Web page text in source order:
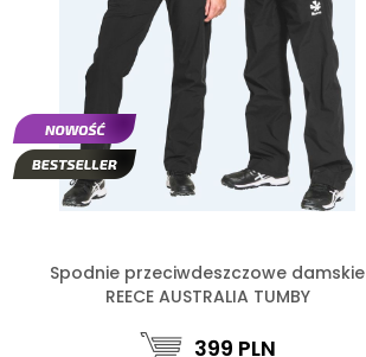
Spodnie przeciwdeszczowe damskie
REECE AUSTRALIA TUMBY
399 PLN